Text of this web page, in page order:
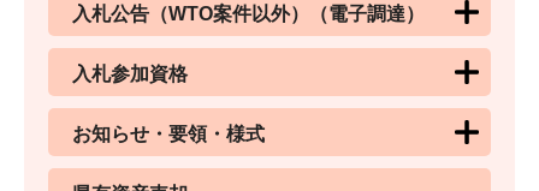
入札公告（WTO案件以外）（電子調達）
入札参加資格
お知らせ・要領・様式